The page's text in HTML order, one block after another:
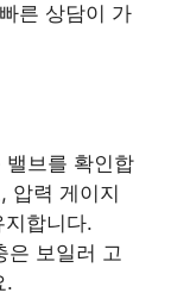
른 상담이 가
밸브를 확인합
압력 게이지
합니다.
보일러 고
.